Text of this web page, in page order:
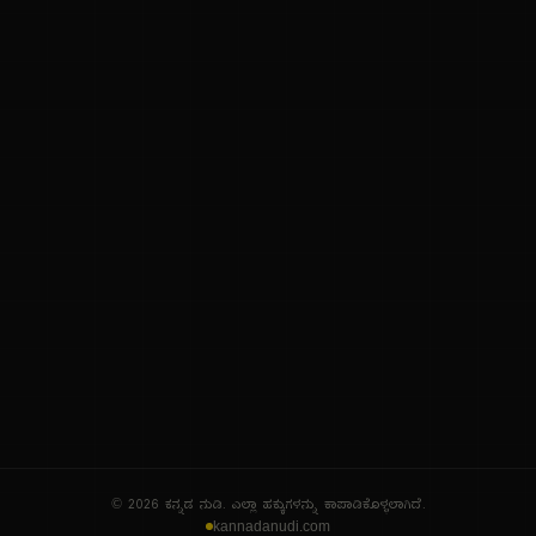
© 2026 ಕನ್ನಡ ನುಡಿ. ಎಲ್ಲಾ ಹಕ್ಕುಗಳನ್ನು ಕಾಪಾಡಿಕೊಳ್ಳಲಾಗಿದೆ.
kannadanudi.com